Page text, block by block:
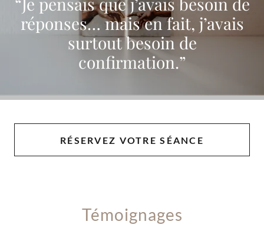
réponses… mais en fait, j’avais
surtout besoin de
confirmation.”
RÉSERVEZ VOTRE SÉANCE
Témoignages